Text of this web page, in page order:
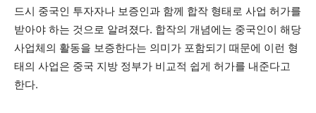
드시 중국인 투자자나 보증인과 함께 합작 형태로 사업 허가를
받아야 하는 것으로 알려졌다. 합작의 개념에는 중국인이 해당
사업체의 활동을 보증한다는 의미가 포함되기 때문에 이런 형
태의 사업은 중국 지방 정부가 비교적 쉽게 허가를 내준다고
한다.